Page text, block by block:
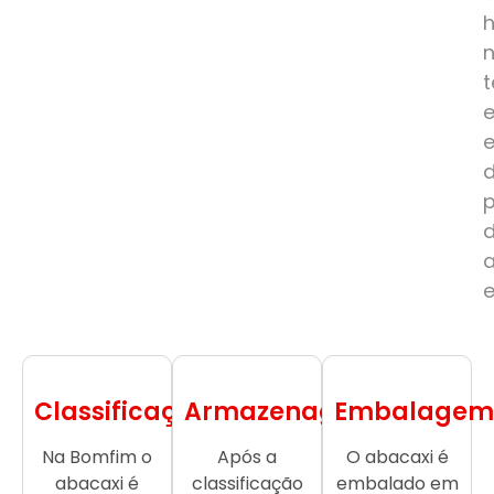
e
Classificação
Na Bomfim o
abacaxi é
Armazenagem
Após a
classificação
Embalagem
O abacaxi é
embalado em